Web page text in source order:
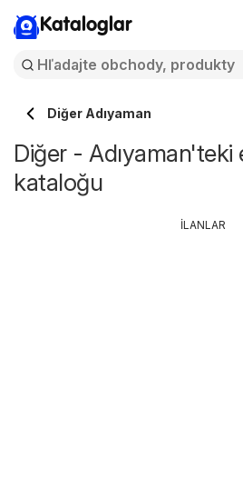
Kataloglar
Diğer Adıyaman
Diğer - Adıyaman'teki
kataloğu
İLANLAR